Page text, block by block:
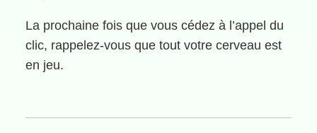
La prochaine fois que vous cédez à l’appel du
clic, rappelez-vous que tout votre cerveau est
en jeu.